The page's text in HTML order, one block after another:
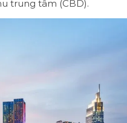
trung tâm (CBD).